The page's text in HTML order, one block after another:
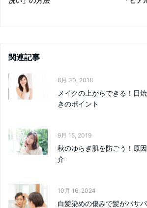
関連記事
6月 30, 2018
メイクの上からできる！日
きのポイント
9月 15, 2019
秋のゆらぎ肌を防ごう！原
介
10月 16, 2024
白髪染めの傷みで髪がパサ